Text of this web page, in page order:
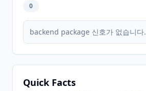
0
backend package 신호가 없습니다.
Quick Facts